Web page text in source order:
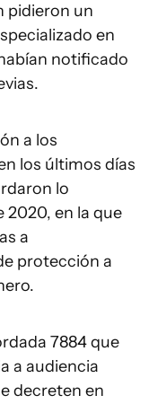
pidieron un
en
notificado
a los
los últimos días
lo
2020, en la que
a
protección a
7884 que
a audiencia
decreten en